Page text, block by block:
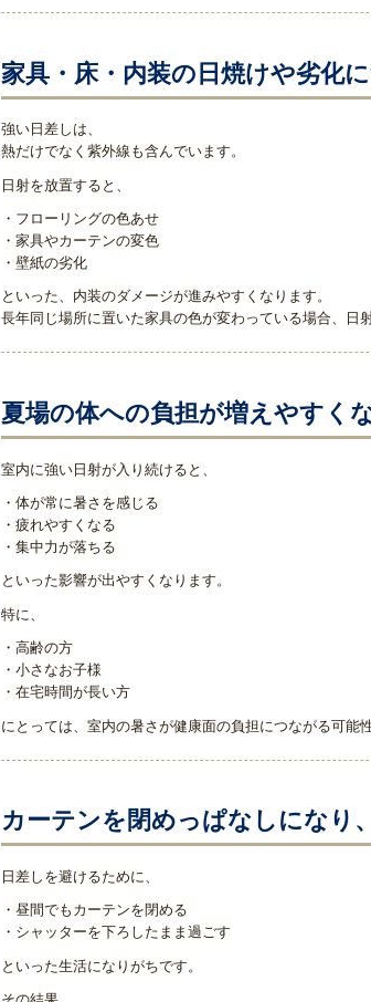
家具・床・内装の日焼けや劣化
強い日差しは、
熱だけでなく紫外線も含んでいます。
日射を放置すると、
・フローリングの色あせ
・家具やカーテンの変色
・壁紙の劣化
といった、内装のダメージが進みやすくなります。
長年同じ場所に置いた家具の色が変わっている場合、日
夏場の体への負担が増えやすく
室内に強い日射が入り続けると、
・体が常に暑さを感じる
・疲れやすくなる
・集中力が落ちる
といった影響が出やすくなります。
特に、
・高齢の方
・小さなお子様
・在宅時間が長い方
にとっては、室内の暑さが健康面の負担につながる可能
カーテンを閉めっぱなしになり
日差しを避けるために、
・昼間でもカーテンを閉める
・シャッターを下ろしたまま過ごす
といった生活になりがちです。